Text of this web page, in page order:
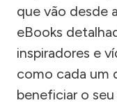
que vão desde
eBooks
inspiradores e
como cada um
beneficiar o